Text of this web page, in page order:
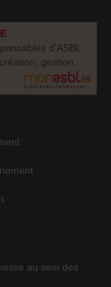
d’ASBL
gestion,
au sein des